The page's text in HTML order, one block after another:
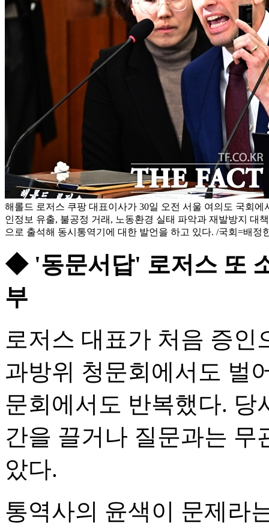
해롤드 로저스 쿠팡 대표이사가 30일 오전 서울 여의도 국회에
인정보 유출, 불공정 거래, 노동환경 실태 파악과 재발방지 대
으로 출석해 동시통역기에 대한 발언을 하고 있다. /국회=배정
◆ '동문서답' 로저스 또
부
로저스 대표가 처음 증인
과방위 청문회에서도 벌
문회에서도 반복했다. 당
간을 끌거나 질문과는 무
았다.
통역사의 윤색이 문제라